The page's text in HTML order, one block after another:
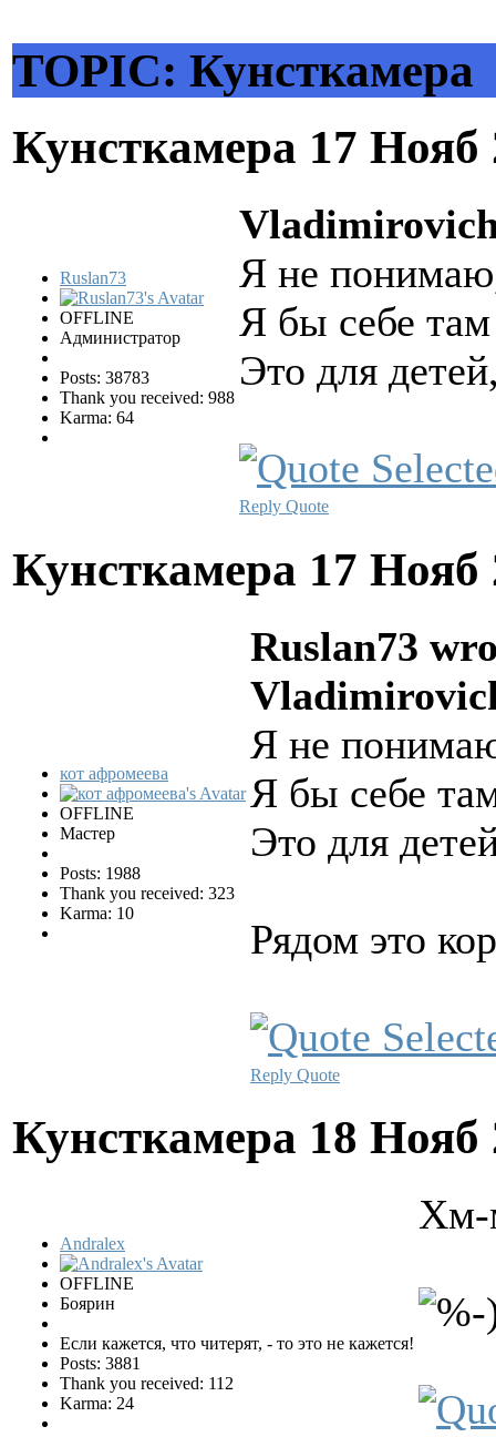
TOPIC: Кунсткамера
Кунсткамера 17 Нояб
Ruslan73
OFFLINE
Администратор
Posts: 38783
Thank you received: 988
Karma: 64
Я не
Я бы себе
Это для
Reply Quote
Кунсткамера 17 Нояб
кот афромеева
OFFLINE
Мастер
Posts: 1988
Thank you received: 323
Karma: 10
Ruslan73
Я не
Я бы себе
Это для
Рядом это
Reply Quote
Кунсткамера 18 Нояб
Andralex
OFFLINE
Боярин
Если кажется, что читерят, - то это не кажется!
Posts: 3881
Thank you received: 112
Karma: 24
Хм-